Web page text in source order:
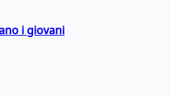
i giovani